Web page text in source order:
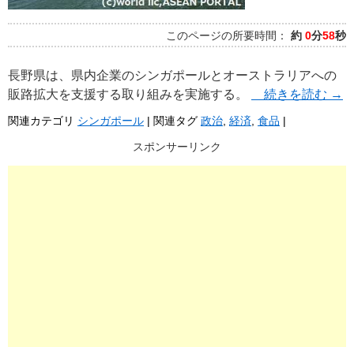
このページの所要時間： 約 0分58秒
長野県は、県内企業のシンガポールとオーストラリアへの
販路拡大を支援する取り組みを実施する。
続きを読む →
関連カテゴリ シンガポール | 関連タグ 政治 経済 食品 |
スポンサーリンク